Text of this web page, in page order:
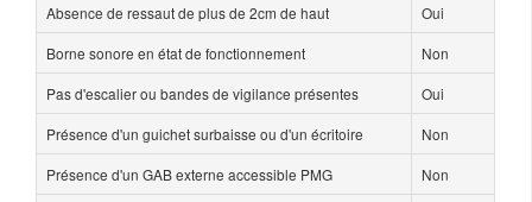
Absence de ressaut de plus de 2cm de haut
Oui
Borne sonore en état de fonctionnement
Non
Pas d'escalier ou bandes de vigilance présentes
Oui
Présence d'un guichet surbaisse ou d'un écritoire
Non
Présence d'un GAB externe accessible PMG
Non